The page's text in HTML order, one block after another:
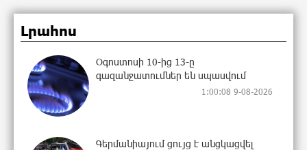
Լրահոս
Օգոստոսի 10-ից 13-ը
գազանջատումներ են սպասվում
1:00:08 9-08-2026
Գերմանիայում ցույց է անցկացվել